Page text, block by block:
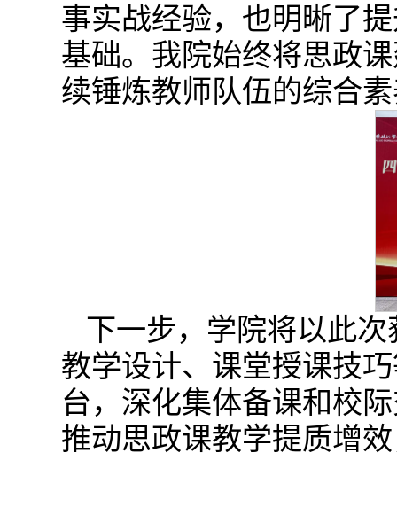
事实战经验，也明晰了
基础。我院始终将思政
续锤炼教师队伍的综合
下一步，学院将以此
教学设计、课堂授课技
台，深化集体备课和校
推动思政课教学提质增